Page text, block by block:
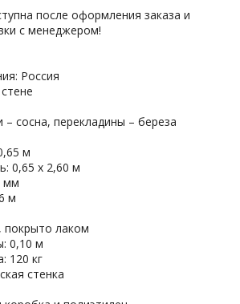
после оформления заказа и
с менеджером!
Россия
– сосна, перекладины – береза
м
0,65 х 2,60 м
мм
м
покрыто лаком
0,10 м
120 кг
стенка